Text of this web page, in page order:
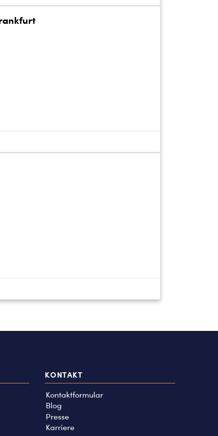
KONTAKT
Kontaktformular
Blog
Presse
Karriere